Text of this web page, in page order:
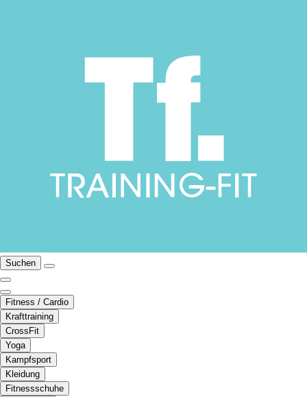
Suchen
Fitness / Cardio
Krafttraining
CrossFit
Yoga
Kampfsport
Kleidung
Fitnessschuhe